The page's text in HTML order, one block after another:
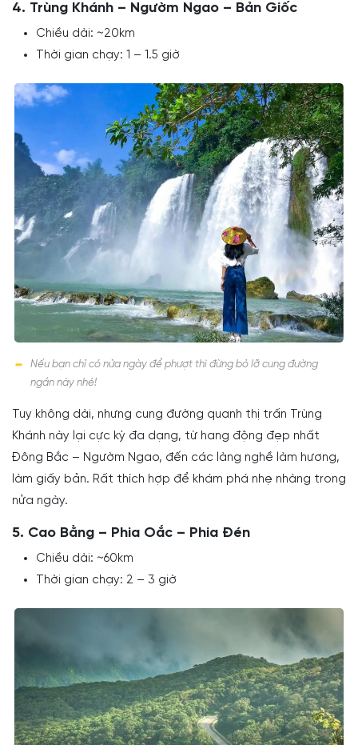
4. Trùng Khánh – Ngườm Ngao – Bản Giốc
Chiều dài: ~20km
Thời gian chạy: 1 – 1.5 giờ
Nếu bạn chỉ có nửa ngày để phượt thì đừng bỏ lỡ cung đường
ngắn này nhé!
Tuy không dài, nhưng cung đường quanh thị trấn Trùng
Khánh này lại cực kỳ đa dạng, từ hang động đẹp nhất
Đông Bắc – Ngườm Ngao, đến các làng nghề làm hương,
làm giấy bản. Rất thích hợp để khám phá nhẹ nhàng trong
nửa ngày.
5. Cao Bằng – Phia Oắc – Phia Đén
Chiều dài: ~60km
Thời gian chạy: 2 – 3 giờ